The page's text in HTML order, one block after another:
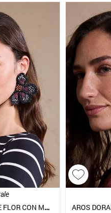
AROS EN FORMA DE FLOR CON MOSTACILLAS